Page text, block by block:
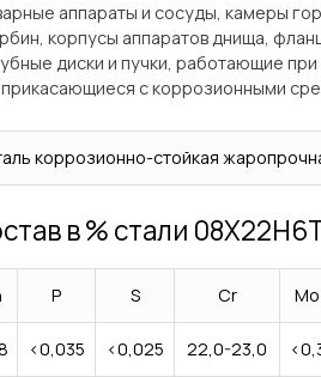
аппараты и сосуды, камеры
корпусы аппаратов днища,
диски и пучки, работающие
с коррозионными
коррозионно-стойкая
в % стали
P S Cr Mo
<0,035 <0,025 22,0-23,0